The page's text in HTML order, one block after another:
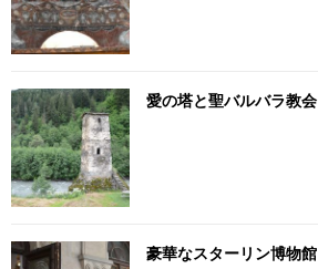
愛の塔と聖バルバラ教会
豪華なスターリン博物館